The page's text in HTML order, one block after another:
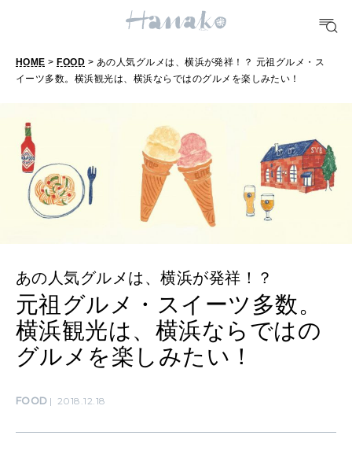
おいしい
TRAVEL
FORTUNE
明日のわたし
[12星座別] Weekly Holoscope
女神まり愛のタロットメッセージ
算命学がわかる今月のあなた
LEARN
知る、考える
HOME > FOOD > あの人気グルメは、横浜が発祥！？ 元祖グルメ・ス
イーツ多数。横浜観光は、横浜ならではのグルメを楽しみたい！
あの人気グルメは、横浜が発祥！？
元祖グルメ・スイーツ多数。
横浜観光は、横浜ならではの
グルメを楽しみたい！
FOOD 2018.12.18